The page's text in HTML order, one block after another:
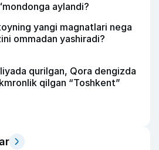
aylandi?
yangi magnatlari nega
ommadan yashiradi?
qurilgan, Qora dengizda
qilgan “Toshkent”